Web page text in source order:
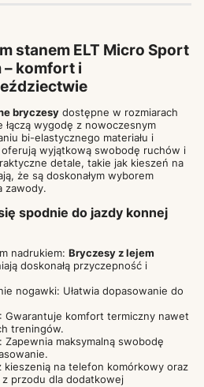
stanem ELT Micro Sport
komfort i
bryczesy dostępne w rozmiarach
wygodę z nowoczesnym
bi-elastycznego materiału i
wyjątkową swobodę ruchów i
detale, takie jak kieszeń na
że są doskonałym wyborem
zawody.
spodnie do jazdy konnej
nadrukiem: Bryczesy z lejem
doskonałą przyczepność i
nogawki: Ułatwia dopasowanie do
Gwarantuje komfort termiczny nawet
treningów.
Zapewnia maksymalną swobodę
kieszenią na telefon komórkowy oraz
przodu dla dodatkowej